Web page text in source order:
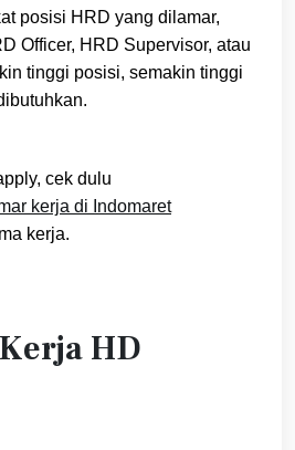
posisi HRD yang dilamar,
Officer, HRD Supervisor, atau
tinggi posisi, semakin tinggi
cek dulu
kerja di Indomaret
kerja.
HD